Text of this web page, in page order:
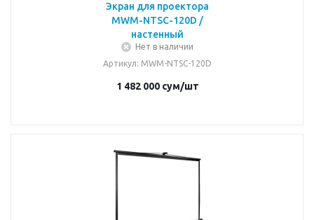
Экран для проектора
MWM-NTSC-120D /
настенный
Нет в наличии
Артикул: MWM-NTSC-120D
1 482 000сум/шт